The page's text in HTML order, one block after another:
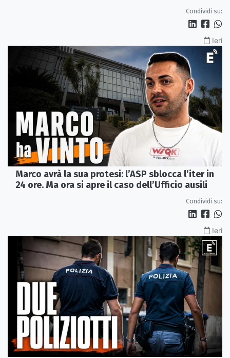
Condividi su:
Ieri
Marco avrà la sua protesi: l’ASP sblocca l’iter in
24 ore. Ma ora si apre il caso dell’Ufficio ausili
Condividi su:
Ieri